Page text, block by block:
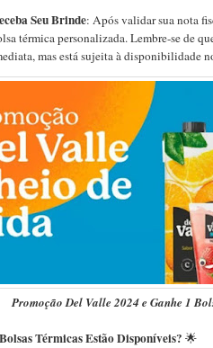
Seu Brinde: Após validar sua nota
térmica personalizada. Lembre-se de
mas está sujeita à disponibilidade
Promoção Del Valle 2024 e Ganhe 1
Térmicas Estão Disponíveis? 🌟